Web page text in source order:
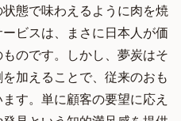
態で味わえるように肉を焼
ビスは、まさに日本人が価
のです。しかし、夢炭はそ
加えることで、従来のおも
す。単に顧客の要望に応え